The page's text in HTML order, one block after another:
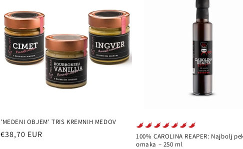
'MEDENI OBJEM' TRIS KREMNIH MEDOV
Redna
€38,70 EUR
100% CAROLINA REAPER: Najbolj
omaka – 250 ml